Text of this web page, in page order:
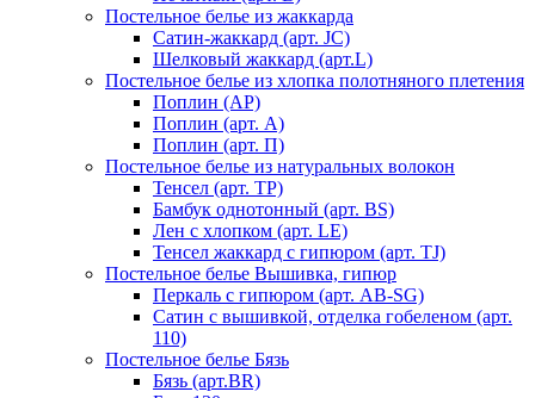
Постельное белье из жаккарда
Сатин-жаккард (арт. JC)
Шелковый жаккард (арт.L)
Постельное белье из хлопка полотняного плетения
Поплин (AP)
Поплин (арт. А)
Поплин (арт. П)
Постельное белье из натуральных волокон
Тенсел (арт. ТР)
Бамбук однотонный (арт. BS)
Лен с хлопком (арт. LE)
Тенсел жаккард с гипюром (арт. TJ)
Постельное белье Вышивка, гипюр
Перкаль с гипюром (арт. AB-SG)
Сатин с вышивкой, отделка гобеленом (арт.
110)
Постельное белье Бязь
Бязь (арт.BR)